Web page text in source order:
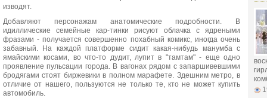
изводят.
Добавляют персонажам анатомические подробности. В
идиллические семейные кар-тинки рисуют облачка с ядреными
фразами - получается совершенно похабный комикс, иногда очень
забавный. На каждой платформе сидит какая-нибудь манумба с
ямайскими косами, во что-то дудит, лупит в "тамтам" - еще одно
проявление пульсации города. В вагонах рядом с запаршивевшими
бродягами стоят биржевики в полном марафете. Здешним метро, в
отличие от нашего, пользуются не только те, кто не может купить
автомобиль.